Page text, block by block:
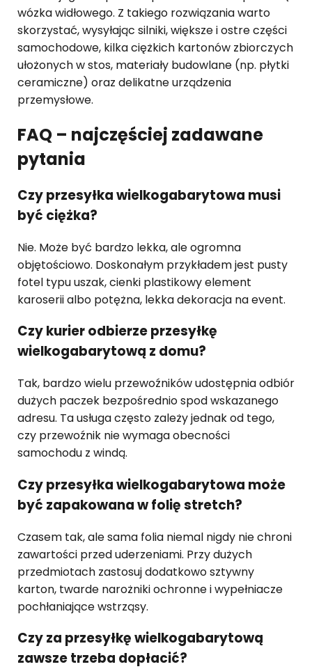
wózka widłowego. Z takiego rozwiązania warto
skorzystać, wysyłając silniki, większe i ostre części
samochodowe, kilka ciężkich kartonów zbiorczych
ułożonych w stos, materiały budowlane (np. płytki
ceramiczne) oraz delikatne urządzenia
przemysłowe.
FAQ – najczęściej zadawane
pytania
Czy przesyłka wielkogabarytowa musi
być ciężka?
Nie. Może być bardzo lekka, ale ogromna
objętościowo. Doskonałym przykładem jest pusty
fotel typu uszak, cienki plastikowy element
karoserii albo potężna, lekka dekoracja na event.
Czy kurier odbierze przesyłkę
wielkogabarytową z domu?
Tak, bardzo wielu przewoźników udostępnia odbiór
dużych paczek bezpośrednio spod wskazanego
adresu. Ta usługa często zależy jednak od tego,
czy przewoźnik nie wymaga obecności
samochodu z windą.
Czy przesyłka wielkogabarytowa może
być zapakowana w folię stretch?
Czasem tak, ale sama folia niemal nigdy nie chroni
zawartości przed uderzeniami. Przy dużych
przedmiotach zastosuj dodatkowo sztywny
karton, twarde narożniki ochronne i wypełniacze
pochłaniające wstrząsy.
Czy za przesyłkę wielkogabarytową
zawsze trzeba dopłacić?